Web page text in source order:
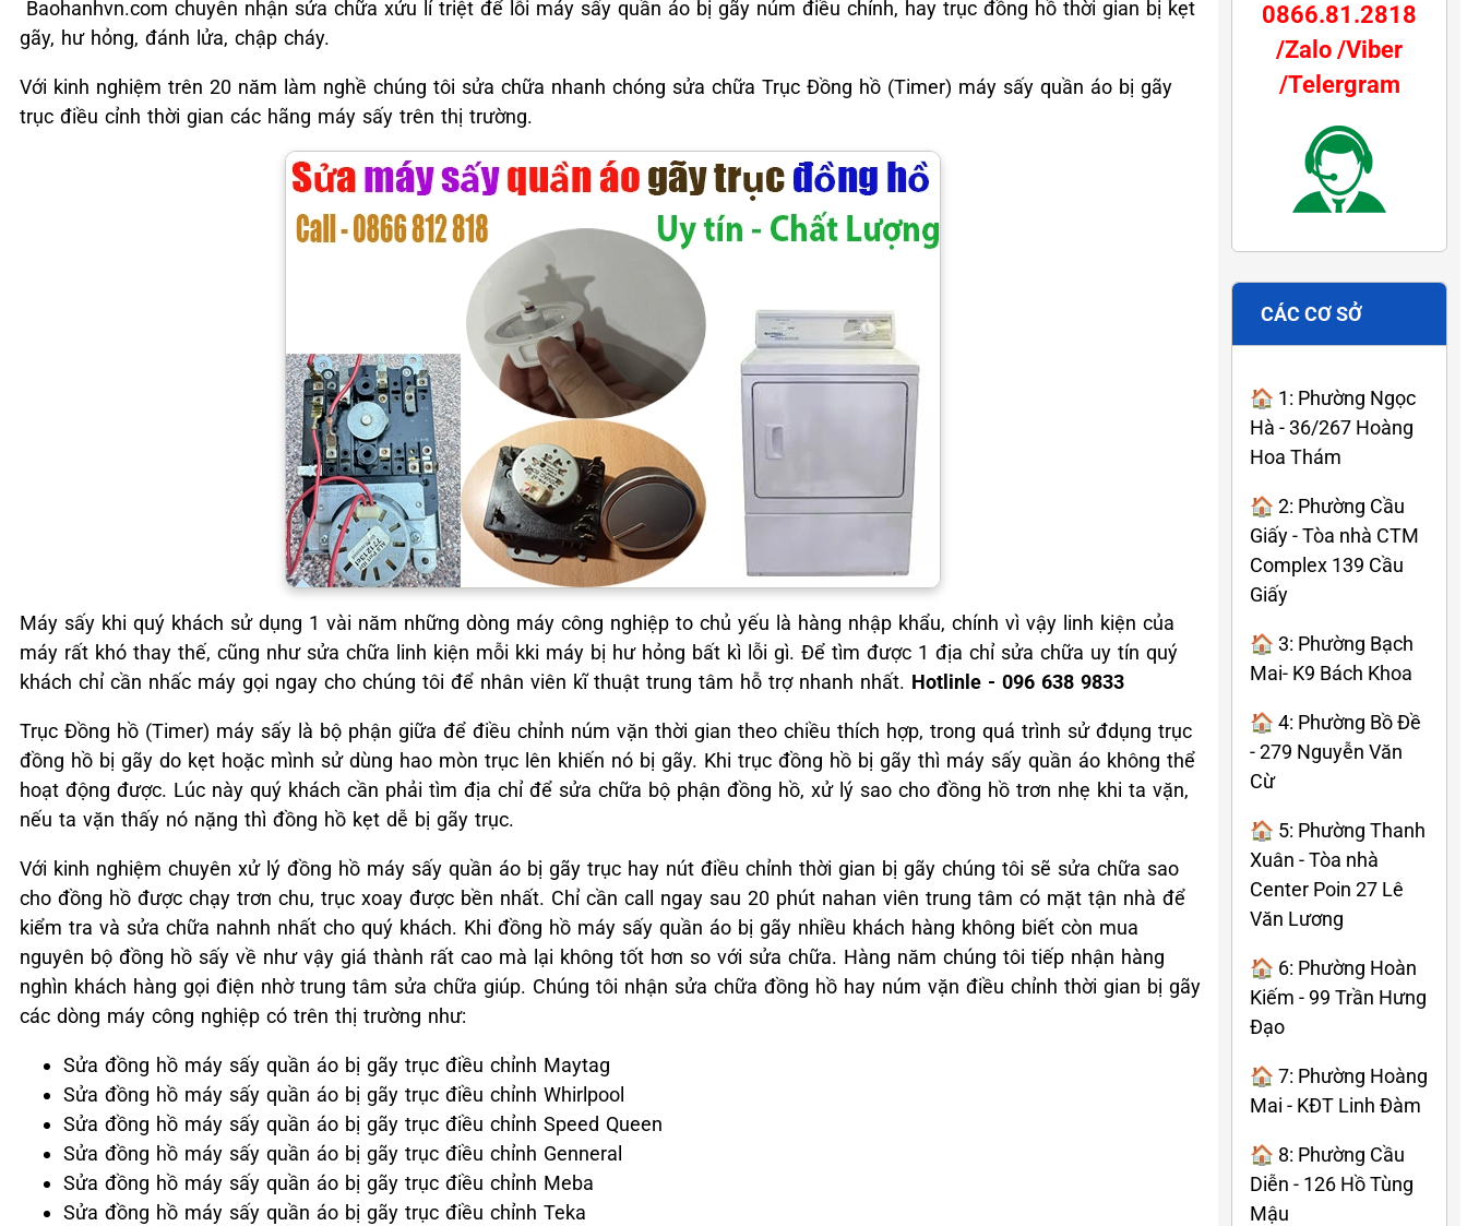
Baohanhvn.com chuyên nhận sửa chữa xửu lí triệt để lỗi máy sấy quần áo bị gãy núm điều chỉnh, hay trục đồng hồ thời gian bị kẹt
gãy, hư hỏng, đánh lửa, chập cháy.
Với kinh nghiệm trên 20 năm làm nghề chúng tôi sửa chữa nhanh chóng sửa chữa Trục Đồng hồ (Timer) máy sấy quần áo bị gãy
trục điều cỉnh thời gian các hãng máy sấy trên thị trường.
Máy sấy khi quý khách sử dụng 1 vài năm những dòng máy công nghiệp to chủ yếu là hàng nhập khẩu, chính vì vậy linh kiện của
máy rất khó thay thế, cũng như sửa chữa linh kiện mỗi kki máy bị hư hỏng bất kì lỗi gì. Để tìm được 1 địa chỉ sửa chữa uy tín quý
khách chỉ cần nhấc máy gọi ngay cho chúng tôi để nhân viên kĩ thuật trung tâm hỗ trợ nhanh nhất. Hotlinle - 096 638 9833
Trục Đồng hồ (Timer) máy sấy là bộ phận giữa để điều chỉnh núm vặn thời gian theo chiều thích hợp, trong quá trình sử đdụng trục
đồng hồ bị gãy do kẹt hoặc mình sử dùng hao mòn trục lên khiến nó bị gãy. Khi trục đồng hồ bị gãy thì máy sấy quần áo không thể
hoạt động được. Lúc này quý khách cần phải tìm địa chỉ để sửa chữa bộ phận đồng hồ, xử lý sao cho đồng hồ trơn nhẹ khi ta vặn,
nếu ta vặn thấy nó nặng thì đồng hồ kẹt dễ bị gãy trục.
Với kinh nghiệm chuyên xử lý đồng hồ máy sấy quần áo bị gãy trục hay nút điều chỉnh thời gian bị gãy chúng tôi sẽ sửa chữa sao
cho đồng hồ được chạy trơn chu, trục xoay được bền nhất. Chỉ cần call ngay sau 20 phút nahan viên trung tâm có mặt tận nhà để
kiểm tra và sửa chữa nahnh nhất cho quý khách. Khi đồng hồ máy sấy quần áo bị gãy nhiều khách hàng không biết còn mua
nguyên bộ đồng hồ sấy về như vậy giá thành rất cao mà lại không tốt hơn so với sửa chữa. Hàng năm chúng tôi tiếp nhận hàng
nghìn khách hàng gọi điện nhờ trung tâm sửa chữa giúp. Chúng tôi nhận sửa chữa đồng hồ hay núm vặn điều chỉnh thời gian bị gãy
các dòng máy công nghiệp có trên thị trường như:
Sửa đồng hồ máy sấy quần áo bị gãy trục điều chỉnh Maytag
Sửa đồng hồ máy sấy quần áo bị gãy trục điều chỉnh Whirlpool
Sửa đồng hồ máy sấy quần áo bị gãy trục điều chỉnh Speed Queen
Sửa đồng hồ máy sấy quần áo bị gãy trục điều chỉnh Genneral
Sửa đồng hồ máy sấy quần áo bị gãy trục điều chỉnh Meba
Sửa đồng hồ máy sấy quần áo bị gãy trục điều chỉnh Teka
0866.81.2818
/Zalo /Viber
/Telergram
CÁC CƠ SỞ
🏠 1: Phường Ngọc
Hà - 36/267 Hoàng
Hoa Thám
🏠 2: Phường Cầu
Giấy - Tòa nhà CTM
Complex 139 Cầu
Giấy
🏠 3: Phường Bạch
Mai- K9 Bách Khoa
🏠 4: Phường Bồ Đề
- 279 Nguyễn Văn
Cừ
🏠 5: Phường Thanh
Xuân - Tòa nhà
Center Poin 27 Lê
Văn Lương
🏠 6: Phường Hoàn
Kiếm - 99 Trần Hưng
Đạo
🏠 7: Phường Hoàng
Mai - KĐT Linh Đàm
🏠 8: Phường Cầu
Diễn - 126 Hồ Tùng
Mậu